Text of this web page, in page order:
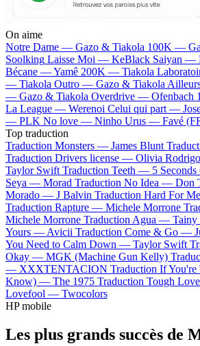
On aime
Notre Dame — Gazo & Tiakola 100K —
Soolking Laisse Moi — KeBlack Saiyan —
Bécane —Yamê 200K — Tiakola
— Tiakola Outro — Gazo & Tiakola
— Gazo & Tiakola Overdrive — Ofenbach
La League — Werenoi Celui qui part —
— PLK No love — Ninho Urus — Favé
Top traduction
Traduction Monsters — James Blunt
Traduction Drivers license — Olivia Rodrigo
Taylor Swift Traduction Teeth — 5
Seya — Morad Traduction No Idea — Don
Morado — J Balvin Traduction Hard For
Traduction Rapture — Michele Morrone
Michele Morrone Traduction Agua — Tainy
Yours — Avicii Traduction Come & Go —
You Need to Calm Down — Taylor Swift
Okay — MGK (Machine Gun Kelly)
— XXXTENTACION Traduction If
Know) — The 1975 Traduction Tough
Lovefool — Twocolors
HP mobile
Les plus grands succès de